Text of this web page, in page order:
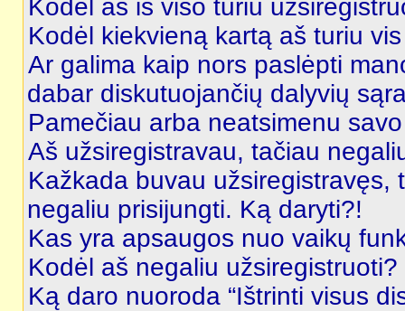
Kodėl aš iš viso turiu
Kodėl kiekvieną kartą aš turiu
Ar galima kaip nors paslėpti
dabar diskutuojančių dalyvių
Pamečiau arba neatsimenu
Aš užsiregistravau, tačiau
Kažkada buvau užsiregistravęs,
negaliu prisijungti. Ką daryti?!
Kas yra apsaugos nuo vaikų
Kodėl aš negaliu užsiregistruoti?
Ką daro nuoroda “Ištrinti visus